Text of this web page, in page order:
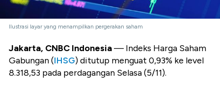
Ilustrasi layar yang menampilkan pergerakan saham
Jakarta, CNBC Indonesia— Indeks Harga Saham
Gabungan (IHSG) ditutup menguat 0,93% ke level
8.318,53 pada perdagangan Selasa (5/11).